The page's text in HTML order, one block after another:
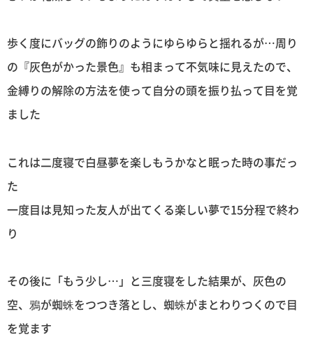
歩く度にバッグの飾りのようにゆらゆらと揺れるが…周り
の『灰色がかった景色』も相まって不気味に見えたので、
金縛りの解除の方法を使って自分の頭を振り払って目を覚
ました
これは二度寝で白昼夢を楽しもうかなと眠った時の事だっ
た
一度目は見知った友人が出てくる楽しい夢で15分程で終わ
り
その後に「もう少し…」と三度寝をした結果が、灰色の
空、鴉が蜘蛛をつつき落とし、蜘蛛がまとわりつくので目
を覚ます